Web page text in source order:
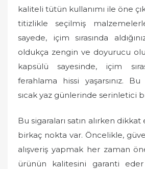
kaliteli tütün kullanımı ile öne
titizlikle seçilmiş
sayede, içim sırasında
oldukça zengin ve doyurucu
kapsülü sayesinde, içim
ferahlama hissi yaşarsınız.
sıcak yaz günlerinde serinletici
Bu sigaraları satın alırken
birkaç nokta var. Öncelikle,
alışveriş yapmak her zaman
ürünün kalitesini garanti